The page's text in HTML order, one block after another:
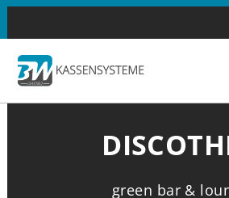
Zum
springen
green bar &